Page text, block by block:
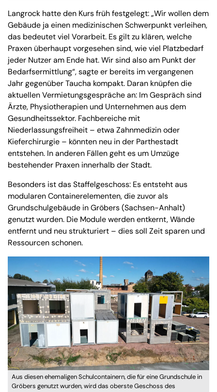
Langrock hatte den Kurs früh festgelegt: „Wir wollen dem
Gebäude ja einen medizinischen Schwerpunkt verleihen,
das bedeutet viel Vorarbeit. Es gilt zu klären, welche
Praxen überhaupt vorgesehen sind, wie viel Platzbedarf
jeder Nutzer am Ende hat. Wir sind also am Punkt der
Bedarfsermittlung“, sagte er bereits im vergangenen
Jahr gegenüber Taucha kompakt. Daran knüpfen die
aktuellen Vermietungsgespräche an: Im Gespräch sind
Ärzte, Physiotherapien und Unternehmen aus dem
Gesundheitssektor. Fachbereiche mit
Niederlassungsfreiheit – etwa Zahnmedizin oder
Kieferchirurgie – könnten neu in der Parthestadt
entstehen. In anderen Fällen geht es um Umzüge
bestehender Praxen innerhalb der Stadt.
Besonders ist das Staffelgeschoss: Es entsteht aus
modularen Containerelementen, die zuvor als
Grundschulgebäude in Gröbers (Sachsen-Anhalt)
genutzt wurden. Die Module werden entkernt, Wände
entfernt und neu strukturiert – dies soll Zeit sparen und
Ressourcen schonen.
Aus diesen ehemaligen Schulcontainern, die für eine Grundschule in
Gröbers genutzt wurden, wird das oberste Geschoss des